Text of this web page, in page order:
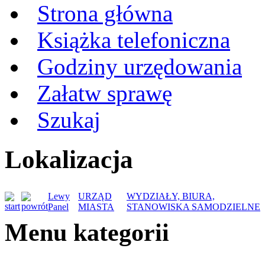
Strona główna
Książka telefoniczna
Godziny urzędowania
Załatw sprawę
Szukaj
Lokalizacja
Lewy
Panel
URZĄD
MIASTA
WYDZIAŁY, BIURA,
STANOWISKA SAMODZIELNE
Menu kategorii